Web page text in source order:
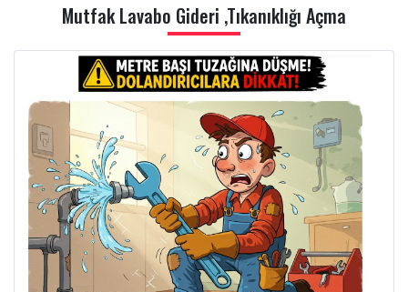
Mutfak Lavabo Gideri ,Tıkanıklığı Açma